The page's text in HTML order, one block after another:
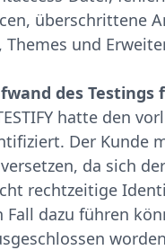
überschrittene
und
des Testings
hatte den
Der Kunde
da sich
rechtzeitige
dazu führen